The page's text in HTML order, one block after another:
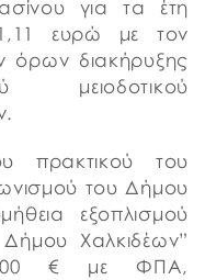
για τα έτη
ευρώ με τον
όρων διακήρυξης
μειοδοτικού
πρακτικού του
του Δήμου
εξοπλισμού
Χαλκιδέων”
€ με ΦΠΑ,